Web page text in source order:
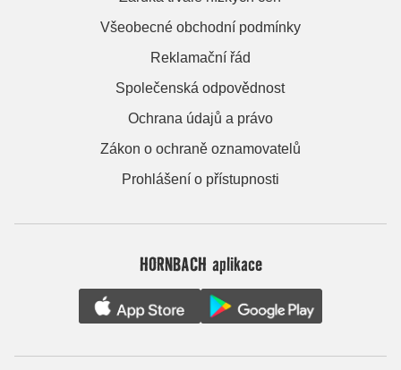
Všeobecné obchodní podmínky
Reklamační řád
Společenská odpovědnost
Ochrana údajů a právo
Zákon o ochraně oznamovatelů
Prohlášení o přístupnosti
HORNBACH aplikace